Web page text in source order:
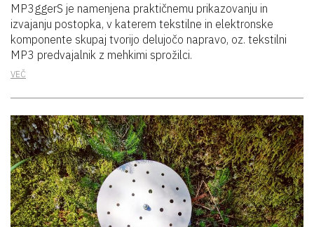
MP3ggerS je namenjena praktičnemu prikazovanju in
izvajanju postopka, v katerem tekstilne in elektronske
komponente skupaj tvorijo delujočo napravo, oz. tekstilni
MP3 predvajalnik z mehkimi sprožilci.
VEČ